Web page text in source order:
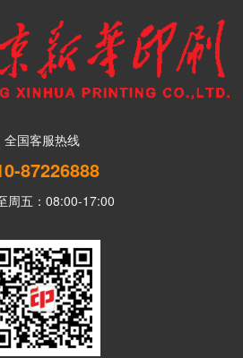
全国客服热线
87226888
周五：08:00-17:00